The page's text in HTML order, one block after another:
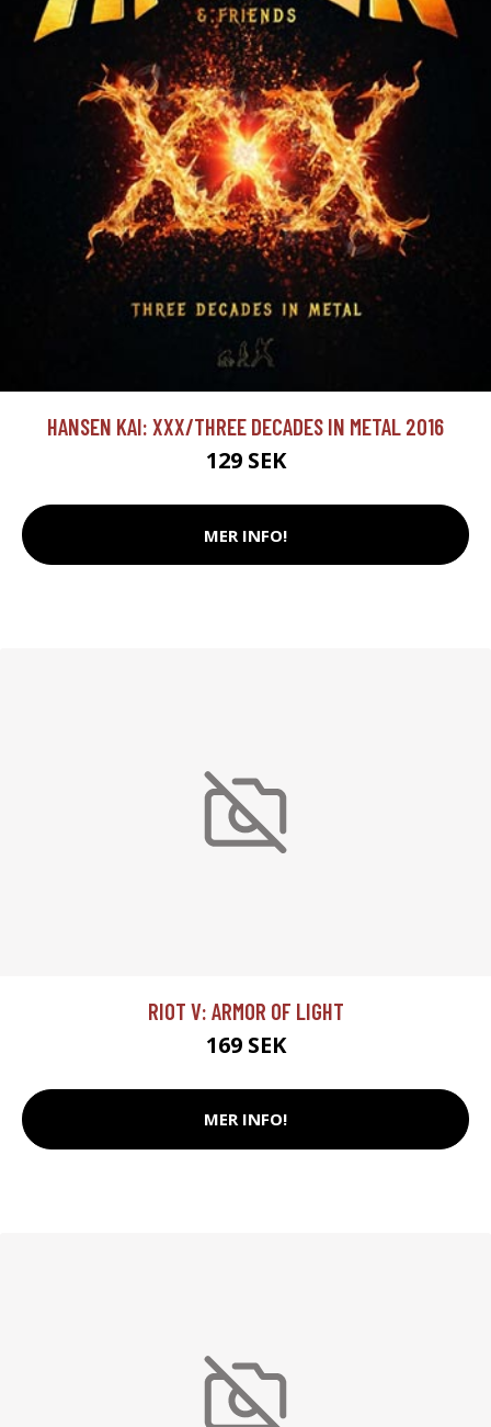
HANSEN KAI: XXX/THREE DECADES IN METAL 2016
129 SEK
MER INFO!
RIOT V: ARMOR OF LIGHT
169 SEK
MER INFO!